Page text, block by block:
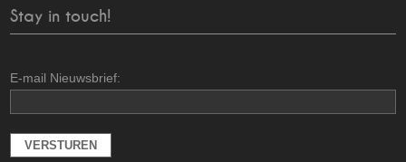
Stay in touch!
E-mail Nieuwsbrief: